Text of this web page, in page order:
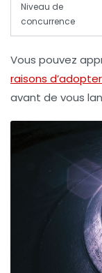
Niveau de
concurrence
Vous pouvez
raisons
avant de vous